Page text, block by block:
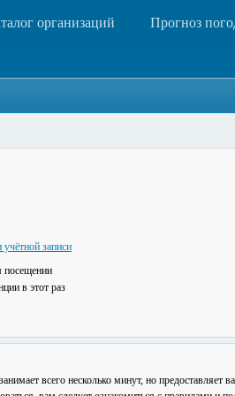
организаций Прогноз
записи
посещении
в этот раз
всего несколько минут, но